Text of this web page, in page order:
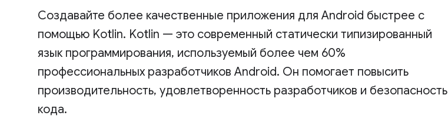
Создавайте более качественные приложения для Android быстрее с
помощью Kotlin. Kotlin — это современный статически типизированный
язык программирования, используемый более чем 60%
профессиональных разработчиков Android. Он помогает повысить
производительность, удовлетворенность разработчиков и безопасность
кода.